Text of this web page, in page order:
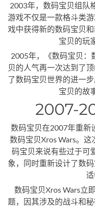
2003年，数码宝贝组队
游戏不仅是一款格斗类
戏中获得新的数码宝贝
宝贝的玩
2005年，《数码宝贝：
贝的人气再一次达到了
了数码宝贝世界的进一
宝贝的故
2007-
数码宝贝在2007年重新
数码宝贝Xros Wars。
码宝贝来说有些过于可
象，同时重新设计了数
适
数码宝贝Xros Wars立
题，因其涉及的战斗和